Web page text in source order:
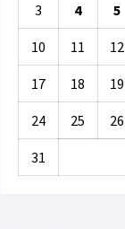
3 4 5
10 11 12
17 18 19
24 25 26
31